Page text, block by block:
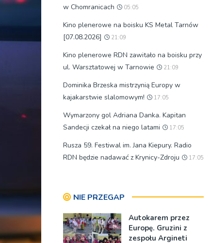
w Chomranicach
05:05
Kino plenerowe na boisku KS Metal Tarnów
[07.08.2026]
21:09
Kino plenerowe RDN zawitało na boisku przy
ul. Warsztatowej w Tarnowie
21:09
Dominika Brzeska mistrzynią Europy w
kajakarstwie slalomowym!
17:05
Wymarzony gol Adriana Danka. Kapitan
Sandecji czekał na niego latami
17:05
Rusza 59. Festiwal im. Jana Kiepury. Radio
RDN będzie nadawać z Krynicy-Zdroju
17:05
NIE PRZEGAP
Autokarem przez
Europę. Gruzini z
zespołu Argineti